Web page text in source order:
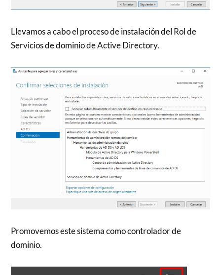
Llevamos a cabo el proceso de instalación del Rol de
Servicios de dominio de Active Directory.
Promovemos este sistema como controlador de
dominio.